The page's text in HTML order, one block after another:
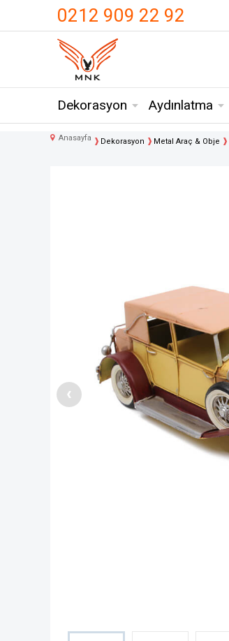
0212 909 22 92
Dekorasyon Aydınlatma
Anasayfa Dekorasyon Metal Araç & Obje